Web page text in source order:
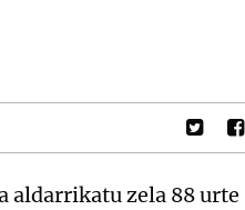
aldarrikatu zela 88 urte